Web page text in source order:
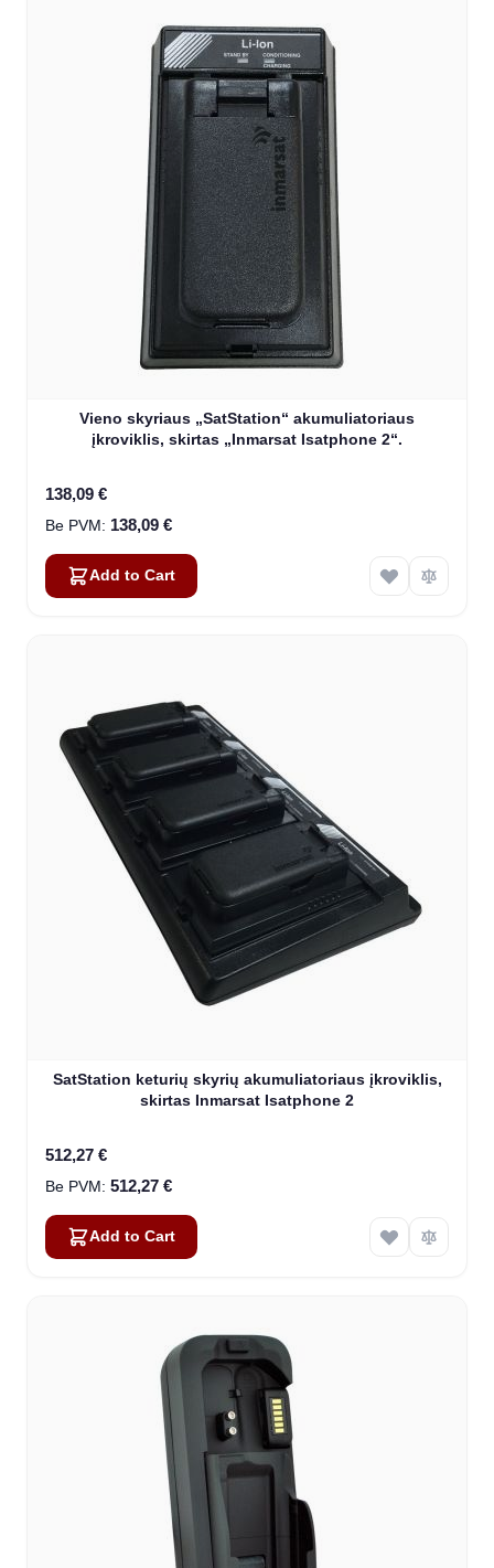
Vieno skyriaus „SatStation“ akumuliatoriaus
įkroviklis, skirtas „Inmarsat Isatphone 2“.
138,09 €
138,09 €
Add to Cart
SatStation keturių skyrių akumuliatoriaus įkroviklis,
skirtas Inmarsat Isatphone 2
512,27 €
512,27 €
Add to Cart